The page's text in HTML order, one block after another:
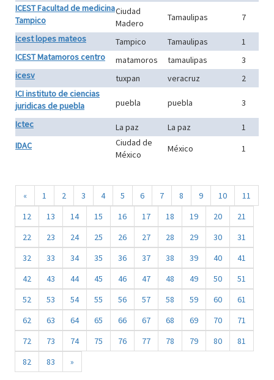
ICEST Facultad de medicina
Tampico
Ciudad
Madero
Tamaulipas
7
Icest lopes mateos
Tampico Tamaulipas
1
ICEST Matamoros centro
matamoros tamaulipas
3
icesv
tuxpan veracruz
2
ICI instituto de ciencias
juridicas de puebla
puebla puebla
3
Ictec
La paz La paz
1
IDAC
Ciudad de
México
México 1
« 1 2 3 4 5 6 7 8 9 10
11
12
13 14 15 16 17 18 19 20
21
22
23 24 25 26 27 28 29 30
31
32
33 34 35 36 37 38 39 40
41
42
43 44 45 46 47 48 49 50
51
52
53 54 55 56 57 58 59 60
61
62
63 64 65 66 67 68 69 70
71
72
73 74 75 76 77 78 79 80
81
82
83 »